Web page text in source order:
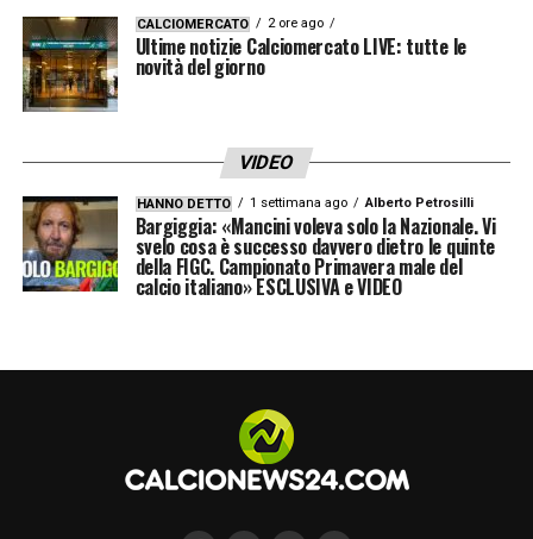
CALCIOMERCATO 2 ore ago
Ultime notizie Calciomercato LIVE: tutte le
novità del giorno
VIDEO
HANNO DETTO 1 settimana ago Alberto Petrosilli
Bargiggia: «Mancini voleva solo la Nazionale. Vi
svelo cosa è successo davvero dietro le quinte
della FIGC. Campionato Primavera male del
calcio italiano» ESCLUSIVA e VIDEO